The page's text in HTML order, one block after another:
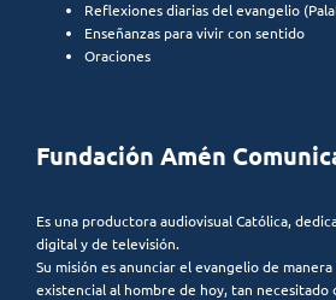
Reflexiones diarias del evangelio
Enseñanzas para vivir con sentido
Oraciones
Fundación Amén
Es una productora audiovisual Católica,
digital y de televisión.
Su misión es anunciar el evangelio de
existencial al hombre de hoy, tan necesitado